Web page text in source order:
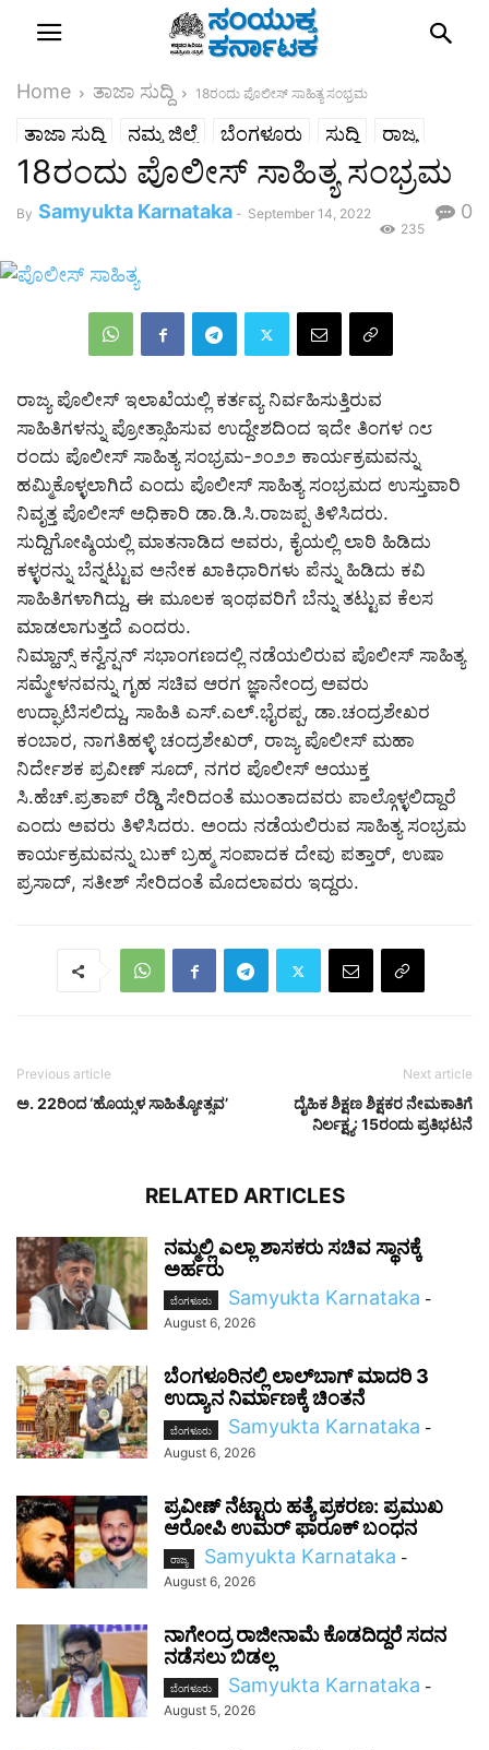
Home ತಾಜಾ ಸುದ್ದಿ 18ರಂದು ಪೊಲೀಸ್ ಸಾಹಿತ್ಯ ಸಂಭ್ರಮ
ತಾಜಾ ಸುದ್ದಿ ನಮ್ಮ ಜಿಲ್ಲೆ ಬೆಂಗಳೂರು ಸುದ್ದಿ ರಾಜ್ಯ
18ರಂದು ಪೊಲೀಸ್ ಸಾಹಿತ್ಯ ಸಂಭ್ರಮ
By Samyukta Karnataka - September 14, 2022 0
235
ರಾಜ್ಯ ಪೊಲೀಸ್ ಇಲಾಖೆಯಲ್ಲಿ ಕರ್ತವ್ಯ ನಿರ್ವಹಿಸುತ್ತಿರುವ
ಸಾಹಿತಿಗಳನ್ನು ಪ್ರೋತ್ಸಾಹಿಸುವ ಉದ್ದೇಶದಿಂದ ಇದೇ ತಿಂಗಳ ೧೮
ರಂದು ಪೊಲೀಸ್ ಸಾಹಿತ್ಯ ಸಂಭ್ರಮ-೨೦೨೨ ಕಾರ್ಯಕ್ರಮವನ್ನು
ಹಮ್ಮಿಕೊಳ್ಳಲಾಗಿದೆ ಎಂದು ಪೊಲೀಸ್ ಸಾಹಿತ್ಯ ಸಂಭ್ರಮದ ಉಸ್ತುವಾರಿ
ನಿವೃತ್ತ ಪೊಲೀಸ್ ಅಧಿಕಾರಿ ಡಾ.ಡಿ.ಸಿ.ರಾಜಪ್ಪ ತಿಳಿಸಿದರು.
ಸುದ್ದಿಗೋಷ್ಠಿಯಲ್ಲಿ ಮಾತನಾಡಿದ ಅವರು, ಕೈಯಲ್ಲಿ ಲಾಠಿ ಹಿಡಿದು
ಕಳ್ಳರನ್ನು ಬೆನ್ನಟ್ಟುವ ಅನೇಕ ಖಾಕಿಧಾರಿಗಳು ಪೆನ್ನು ಹಿಡಿದು ಕವಿ
ಸಾಹಿತಿಗಳಾಗಿದ್ದು, ಈ ಮೂಲಕ ಇಂಥವರಿಗೆ ಬೆನ್ನು ತಟ್ಟುವ ಕೆಲಸ
ಮಾಡಲಾಗುತ್ತದೆ ಎಂದರು.
ನಿಮ್ಹಾನ್ಸ್ ಕನ್ವೆನ್ಷನ್ ಸಭಾಂಗಣದಲ್ಲಿ ನಡೆಯಲಿರುವ ಪೊಲೀಸ್ ಸಾಹಿತ್ಯ
ಸಮ್ಮೇಳನವನ್ನು ಗೃಹ ಸಚಿವ ಆರಗ ಜ್ಞಾನೇಂದ್ರ ಅವರು
ಉದ್ಘಾಟಿಸಲಿದ್ದು, ಸಾಹಿತಿ ಎಸ್.ಎಲ್.ಭೈರಪ್ಪ, ಡಾ.ಚಂದ್ರಶೇಖರ
ಕಂಬಾರ, ನಾಗತಿಹಳ್ಳಿ ಚಂದ್ರಶೇಖರ್, ರಾಜ್ಯ ಪೊಲೀಸ್ ಮಹಾ
ನಿರ್ದೇಶಕ ಪ್ರವೀಣ್ ಸೂದ್, ನಗರ ಪೊಲೀಸ್ ಆಯುಕ್ತ
ಸಿ.ಹೆಚ್.ಪ್ರತಾಪ್ ರೆಡ್ಡಿ ಸೇರಿದಂತೆ ಮುಂತಾದವರು ಪಾಲ್ಗೊಳ್ಳಲಿದ್ದಾರೆ
ಎಂದು ಅವರು ತಿಳಿಸಿದರು. ಅಂದು ನಡೆಯಲಿರುವ ಸಾಹಿತ್ಯ ಸಂಭ್ರಮ
ಕಾರ್ಯಕ್ರಮವನ್ನು ಬುಕ್ ಬ್ರಹ್ಮ ಸಂಪಾದಕ ದೇವು ಪತ್ತಾರ್, ಉಷಾ
ಪ್ರಸಾದ್, ಸತೀಶ್ ಸೇರಿದಂತೆ ಮೊದಲಾವರು ಇದ್ದರು.
Previous article
ಅ. 22ರಿಂದ ‘ಹೊಯ್ಸಳ ಸಾಹಿತ್ಯೋತ್ಸವ’
Next article
ದೈಹಿಕ ಶಿಕ್ಷಣ ಶಿಕ್ಷಕರ ನೇಮಕಾತಿಗೆ
ನಿರ್ಲಕ್ಷ್ಯ: 15ರಂದು ಪ್ರತಿಭಟನೆ
RELATED ARTICLES
ನಮ್ಮಲ್ಲಿ ಎಲ್ಲಾ ಶಾಸಕರು ಸಚಿವ ಸ್ಥಾನಕ್ಕೆ
ಅರ್ಹರು
ಬೆಂಗಳೂರು Samyukta Karnataka -
August 6, 2026
ಬೆಂಗಳೂರಿನಲ್ಲಿ ಲಾಲ್‌ಬಾಗ್ ಮಾದರಿ 3
ಉದ್ಯಾನ ನಿರ್ಮಾಣಕ್ಕೆ ಚಿಂತನೆ
ಬೆಂಗಳೂರು Samyukta Karnataka -
August 6, 2026
ಪ್ರವೀಣ್ ನೆಟ್ಟಾರು ಹತ್ಯೆ ಪ್ರಕರಣ: ಪ್ರಮುಖ
ಆರೋಪಿ ಉಮರ್ ಫಾರೂಕ್ ಬಂಧನ
ರಾಜ್ಯ Samyukta Karnataka -
August 6, 2026
ನಾಗೇಂದ್ರ ರಾಜೀನಾಮೆ ಕೊಡದಿದ್ದರೆ ಸದನ
ನಡೆಸಲು ಬಿಡಲ್ಲ
ಬೆಂಗಳೂರು Samyukta Karnataka -
August 5, 2026